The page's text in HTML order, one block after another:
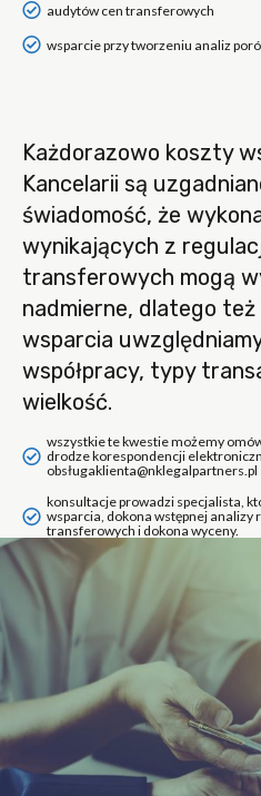
audytów cen transferowych
wsparcie przy tworzeniu analiz
Każdorazowo koszty
Kancelarii są
świadomość, że
wynikających z
transferowych mogą
nadmierne, dlatego
wsparcia
współpracy, typy
wielkość.
wszystkie te kwestie możemy
drodze korespondencji
obsługaklienta@nklegalpartners.pl
konsultacje prowadzi specjalista,
wsparcia, dokona wstępnej analizy
transferowych i dokona wyceny.